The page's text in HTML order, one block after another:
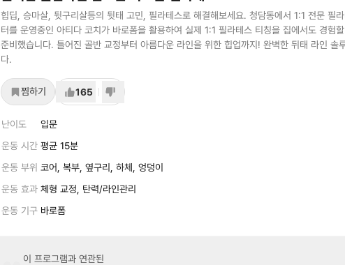
힙딥, 승마살, 뒷구리살등의 뒷태 고민, 필라테스로 해결해보세요. 청담동에서 1:1 전문 필
터를 운영중인 아티다 코치가 바로폼을 활용하여 실제 1:1 필라테스 티칭을 집에서도 경험
준비했습니다. 틀어진 골반 교정부터 아름다운 라인을 위한 힙업까지! 완벽한 뒤태 라인 솔
다.
찜하기 165
난이도
입문
운동 시간 평균 15분
운동 부위 코어, 복부, 옆구리, 하체, 엉덩이
운동 효과 체형 교정, 탄력/라인관리
운동 기구 바로폼
이 프로그램과 연관된